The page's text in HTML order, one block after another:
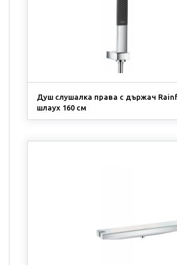
Душ слушалка права с държач
шлаух 160 см